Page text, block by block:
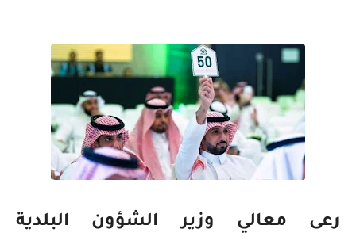
رعى معالي وزير الشؤون البلدية